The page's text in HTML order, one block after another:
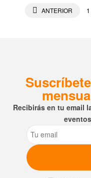
ANTERIOR 1
Recibirás en tu email
Email